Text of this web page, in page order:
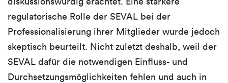
regulatorische Rolle der SEVAL bei der
Professionalisierung ihrer Mitglieder wurde jedoch
skeptisch beurteilt. Nicht zuletzt deshalb, weil der
SEVAL dafür die notwendigen Einfluss- und
Durchsetzungsmöglichkeiten fehlen und auch in